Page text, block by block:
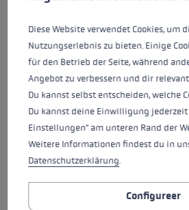
GLOVE WCR C-TECH
Diese Website verwendet Cookies, um
Nutzungserlebnis zu bieten. Einige
für den Betrieb der Seite, während
Angebot zu verbessern und dir
Du kannst selbst entscheiden, welche
Du kannst deine Einwilligung
Einstellungen" am unteren Rand der
Weitere Informationen findest du in
Datenschutzerklärung.
Configureer